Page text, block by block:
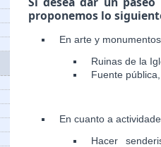
proponemos lo
En arte y
Ruinas de la
Fuente
En cuanto a
Hacer